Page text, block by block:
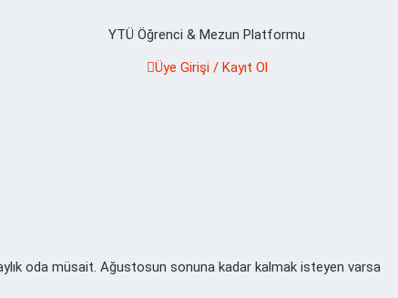
YTÜ Öğrenci & Mezun Platformu
Üye Girişi / Kayıt Ol
aylık oda müsait. Ağustosun sonuna kadar kalmak isteyen varsa